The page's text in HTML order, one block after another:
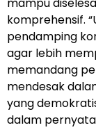
komprehensif.
pendamping
agar lebih
memandang
mendesak
yang
dalam